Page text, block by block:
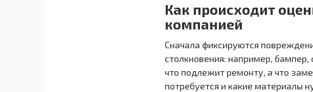
Как происходит
компанией
Сначала фиксируются
столкновения: например,
что подлежит ремонту, а что
потребуется и какие материалы